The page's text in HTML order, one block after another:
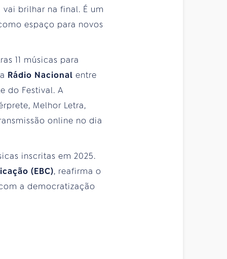
brilhar na final. É um
espaço para novos
11 músicas para
Rádio Nacional entre
do Festival. A
Melhor Letra,
online no dia
inscritas em 2025.
(EBC), reafirma o
a democratização